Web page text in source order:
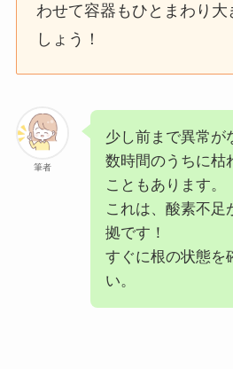
わせて容器もひとまわり大
しょう！
筆者
少し前まで異常が
数時間のうちに枯
こともあります。
これは、酸素不足
拠です！
すぐに根の状態を
い。